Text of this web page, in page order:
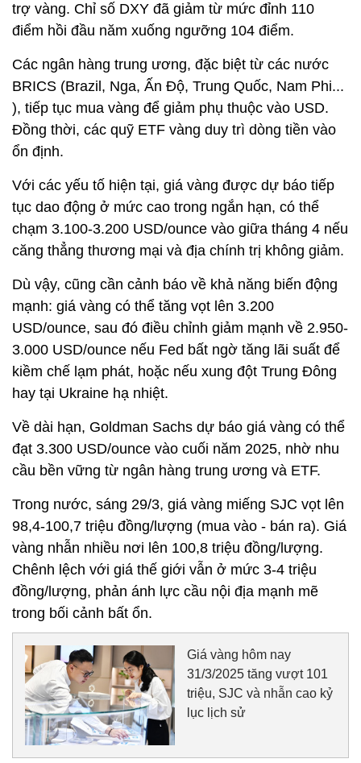
trợ vàng. Chỉ số DXY đã giảm từ mức đỉnh 110
điểm hồi đầu năm xuống ngưỡng 104 điểm.
Các ngân hàng trung ương, đặc biệt từ các nước
BRICS (Brazil, Nga, Ấn Độ, Trung Quốc, Nam Phi...
), tiếp tục mua vàng để giảm phụ thuộc vào USD.
Đồng thời, các quỹ ETF vàng duy trì dòng tiền vào
ổn định.
Với các yếu tố hiện tại, giá vàng được dự báo tiếp
tục dao động ở mức cao trong ngắn hạn, có thể
chạm 3.100-3.200 USD/ounce vào giữa tháng 4 nếu
căng thẳng thương mại và địa chính trị không giảm.
Dù vậy, cũng cần cảnh báo về khả năng biến động
mạnh: giá vàng có thể tăng vọt lên 3.200
USD/ounce, sau đó điều chỉnh giảm mạnh về 2.950-
3.000 USD/ounce nếu Fed bất ngờ tăng lãi suất để
kiềm chế lạm phát, hoặc nếu xung đột Trung Đông
hay tại Ukraine hạ nhiệt.
Về dài hạn, Goldman Sachs dự báo giá vàng có thể
đạt 3.300 USD/ounce vào cuối năm 2025, nhờ nhu
cầu bền vững từ ngân hàng trung ương và ETF.
Trong nước, sáng 29/3, giá vàng miếng SJC vọt lên
98,4-100,7 triệu đồng/lượng (mua vào - bán ra). Giá
vàng nhẫn nhiều nơi lên 100,8 triệu đồng/lượng.
Chênh lệch với giá thế giới vẫn ở mức 3-4 triệu
đồng/lượng, phản ánh lực cầu nội địa mạnh mẽ
trong bối cảnh bất ổn.
Giá vàng hôm nay
31/3/2025 tăng vượt 101
triệu, SJC và nhẫn cao kỷ
lục lịch sử